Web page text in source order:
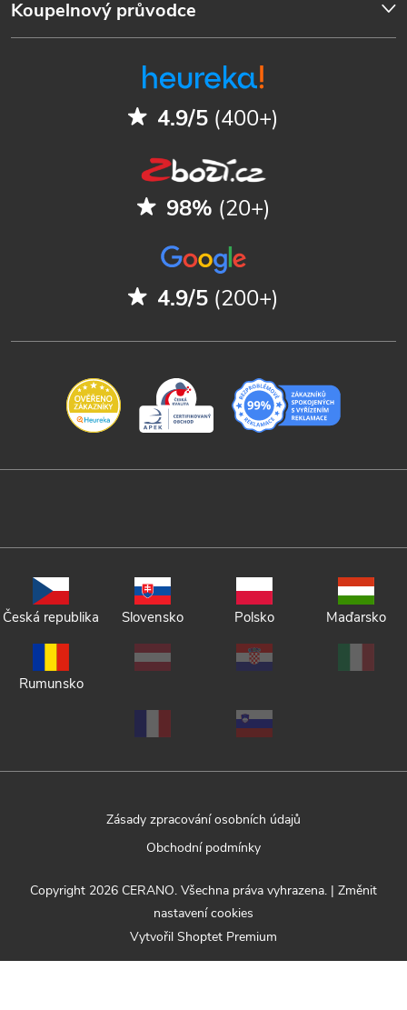
Koupelnový průvodce
4.9/5 (400+)
98% (20+)
4.9/5 (200+)
Česká republika Slovensko Polsko Maďarsko
Rumunsko
Zásady zpracování osobních údajů
Obchodní podmínky
Vytvořil Shoptet Premium
Copyright 2026 CERANO. Všechna práva vyhrazena. | Změnit
nastavení cookies